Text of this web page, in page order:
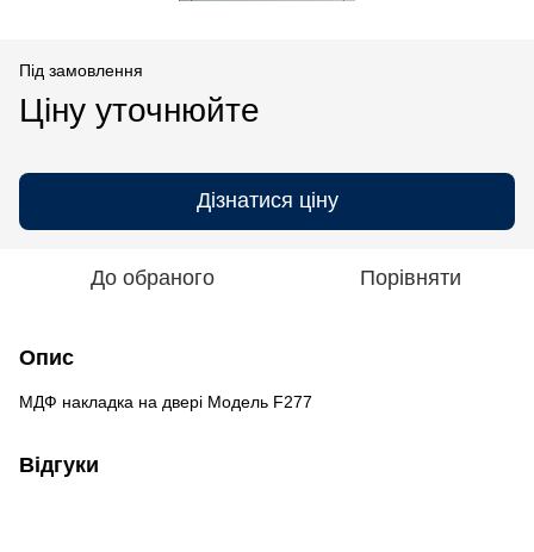
Під замовлення
Ціну уточнюйте
Дізнатися ціну
До обраного Порівняти
Опис
МДФ накладка на двері Модель F277
Відгуки